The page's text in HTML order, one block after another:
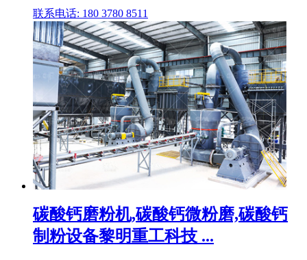
联系电话: 180 3780 8511
碳酸钙磨粉机,碳酸钙微粉磨,碳酸钙
制粉设备黎明重工科技 ...